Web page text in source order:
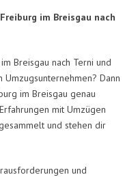
im Breisgau nach
Breisgau nach Terni und
Dann
im Breisgau genau
mit Umzügen
und stehen dir
und